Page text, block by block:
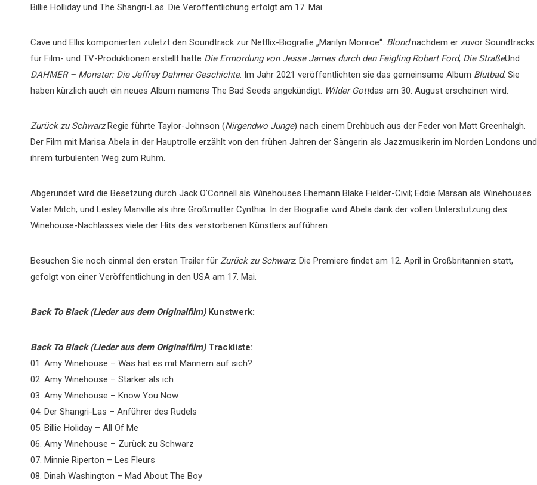
Billie Holliday und The Shangri-Las. Die Veröffentlichung erfolgt am 17. Mai.
Cave und Ellis komponierten zuletzt den Soundtrack zur Netflix-Biografie „Marilyn Monroe“. Blondnachdem er zuvor Soundtracks
für Film- und TV-Produktionen erstellt hatte Die Ermordung von Jesse James durch den Feigling Robert Ford, Die StraßeUnd
DAHMER – Monster: Die Jeffrey Dahmer-Geschichte. Im Jahr 2021 veröffentlichten sie das gemeinsame Album Blutbad. Sie
haben kürzlich auch ein neues Album namens The Bad Seeds angekündigt. Wilder Gottdas am 30. August erscheinen wird.
Zurück zu SchwarzRegie führte Taylor-Johnson (Nirgendwo Junge) nach einem Drehbuch aus der Feder von Matt Greenhalgh.
Der Film mit Marisa Abela in der Hauptrolle erzählt von den frühen Jahren der Sängerin als Jazzmusikerin im Norden Londons und
ihrem turbulenten Weg zum Ruhm.
Abgerundet wird die Besetzung durch Jack O’Connell als Winehouses Ehemann Blake Fielder-Civil; Eddie Marsan als Winehouses
Vater Mitch; und Lesley Manville als ihre Großmutter Cynthia. In der Biografie wird Abela dank der vollen Unterstützung des
Winehouse-Nachlasses viele der Hits des verstorbenen Künstlers aufführen.
Besuchen Sie noch einmal den ersten Trailer für Zurück zu Schwarz. Die Premiere findet am 12. April in Großbritannien statt,
gefolgt von einer Veröffentlichung in den USA am 17. Mai.
Back To Black (Lieder aus dem Originalfilm)Kunstwerk:
Back To Black (Lieder aus dem Originalfilm)Trackliste:
01. Amy Winehouse – Was hat es mit Männern auf sich?
02. Amy Winehouse – Stärker als ich
03. Amy Winehouse – Know You Now
04. Der Shangri-Las – Anführer des Rudels
05. Billie Holiday – All Of Me
06. Amy Winehouse – Zurück zu Schwarz
07. Minnie Riperton – Les Fleurs
08. Dinah Washington – Mad About The Boy